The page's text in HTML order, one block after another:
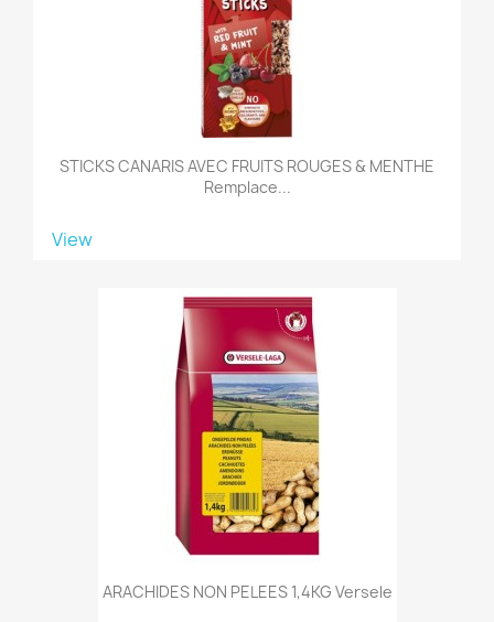
STICKS CANARIS AVEC FRUITS ROUGES & MENTHE
Remplace...
View
ARACHIDES NON PELEES 1,4KG Versele